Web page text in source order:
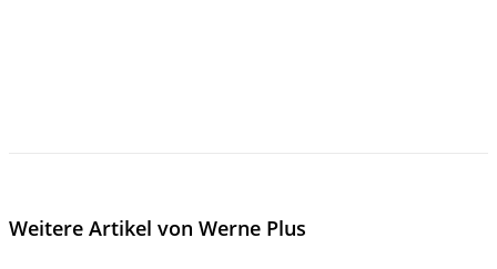
Weitere Artikel von Werne Plus